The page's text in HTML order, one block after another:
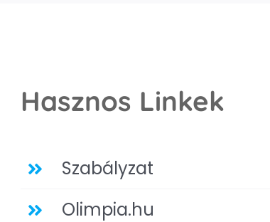
Hasznos Linkek
Szabályzat
Olimpia.hu